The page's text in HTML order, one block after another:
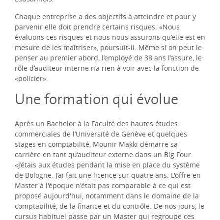
Chaque entreprise a des objectifs à atteindre et pour y
parvenir elle doit prendre certains risques. «Nous
évaluons ces risques et nous nous assurons qu’elle est en
mesure de les maîtriser», poursuit-il. Même si on peut le
penser au premier abord, l’employé de 38 ans l’assure, le
rôle d’auditeur interne n’a rien à voir avec la fonction de
«policier».
Une formation qui évolue
Après un Bachelor à la Faculté des hautes études
commerciales de l’Université de Genève et quelques
stages en comptabilité, Mounir Makki démarre sa
carrière en tant qu’auditeur externe dans un Big Four.
«J’étais aux études pendant la mise en place du système
de Bologne. J’ai fait une licence sur quatre ans. L'offre en
Master à l'époque n'était pas comparable à ce qui est
proposé aujourd'hui, notamment dans le domaine de la
comptabilité, de la finance et du contrôle. De nos jours, le
cursus habituel passe par un Master qui regroupe ces